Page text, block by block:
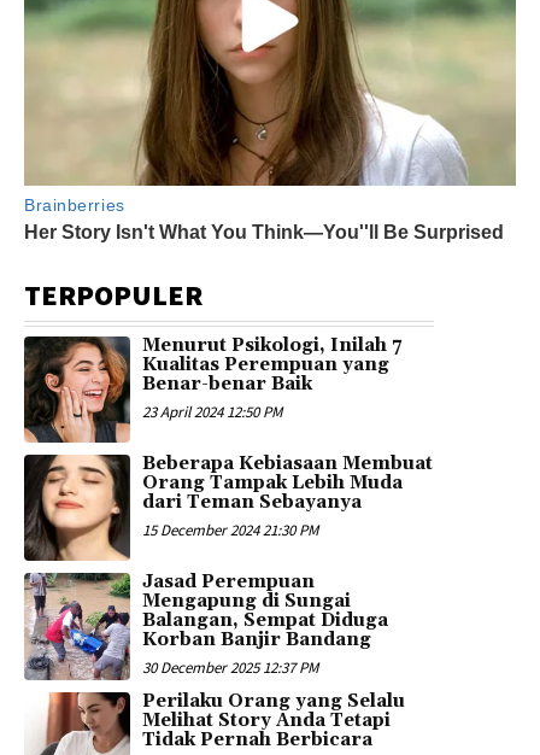
TERPOPULER
Menurut Psikologi, Inilah 7
Kualitas Perempuan yang
Benar-benar Baik
23 April 2024 12:50 PM
Beberapa Kebiasaan Membuat
Orang Tampak Lebih Muda
dari Teman Sebayanya
15 December 2024 21:30 PM
Jasad Perempuan
Mengapung di Sungai
Balangan, Sempat Diduga
Korban Banjir Bandang
30 December 2025 12:37 PM
Perilaku Orang yang Selalu
Melihat Story Anda Tetapi
Tidak Pernah Berbicara